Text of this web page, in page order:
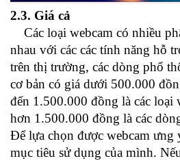
2.3. Giá cả
Các loại webcam có nhiều
nhau với các các tính năng hỗ
trên thị trường, các dòng phổ
cơ bản có giá dưới 500.000
đến 1.500.000 đồng là các loại
hơn 1.500.000 đồng là các
Để lựa chọn được webcam ưng
mục tiêu sử dụng của mình.